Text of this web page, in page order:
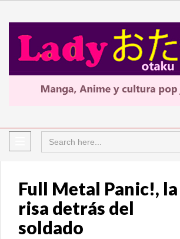
Full Metal Panic!, la
risa detrás del
soldado